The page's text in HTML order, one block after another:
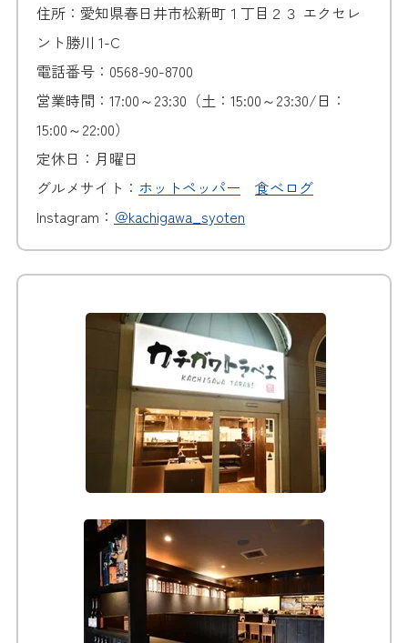
住所：愛知県春日井市松新町１丁目２３ エクセレ
ント勝川 1-C
電話番号：0568-90-8700
営業時間：17:00～23:30（土：15:00～23:30/日：
15:00～22:00）
定休日：月曜日
グルメサイト： ホットペッパー
食べログ
Instagram： ＠kachigawa_syoten